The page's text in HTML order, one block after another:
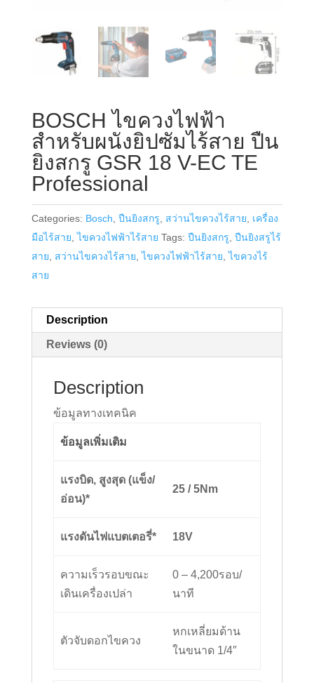
BOSCH ไขควงไฟฟ้า
สำหรับผนังยิปซัมไร้สาย ปืน
ยิงสกรู GSR 18 V-EC TE
Professional
Categories: Bosch ปืนยิงสกรู สว่านไขควงไร้สาย
เครื่อง
มือไร้สาย ,ไขควงไฟฟ้าไร้สาย Tags: ปืนยิงสกรู ปืนยิงสรูไร้
สาย
สว่านไขควงไร้สาย ,ไขควงไฟฟ้าไร้สาย ,ไขควงไร้
สาย
Description
Reviews (0)
Description
ข้อมูลทางเทคนิค
ข้อมูลเพิ่มเติม
แรงบิด, สูงสุด (แข็ง/
อ่อน)*
25 / 5Nm
แรงดันไฟแบตเตอรี่* 18V
ความเร็วรอบขณะ
เดินเครื่องเปล่า
0 – 4,200รอบ/
นาที
ตัวจับดอกไขควง
หกเหลี่ยมด้าน
ในขนาด 1/4″